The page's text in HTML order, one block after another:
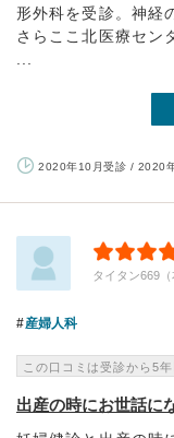
形外科を受診。神経
さらここ北医療セン
2020年10月受診 / 2020
タイタン669
産婦人科
この口コミは受診から5
出産の時にお世話に